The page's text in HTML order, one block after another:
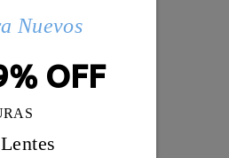
Nuevos
OFF